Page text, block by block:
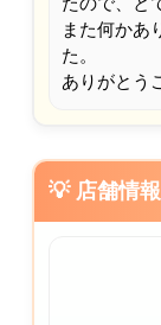
また何かあ
た。
ありがとう
💡 店舗情